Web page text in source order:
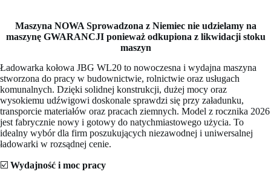
Maszyna NOWA Sprowadzona z Niemiec nie udzielamy na
maszynę GWARANCJI ponieważ odkupiona z likwidacji stoku
maszyn
Ładowarka kołowa JBG WL20 to nowoczesna i wydajna maszyna
stworzona do pracy w budownictwie, rolnictwie oraz usługach
komunalnych. Dzięki solidnej konstrukcji, dużej mocy oraz
wysokiemu udźwigowi doskonale sprawdzi się przy załadunku,
transporcie materiałów oraz pracach ziemnych. Model z rocznika 2026
jest fabrycznie nowy i gotowy do natychmiastowego użycia. To
idealny wybór dla firm poszukujących niezawodnej i uniwersalnej
ładowarki w rozsądnej cenie.
☑️ Wydajność i moc pracy